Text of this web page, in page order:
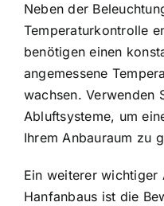
Neben der
Temperaturkontrolle
benötigen einen
angemessene
wachsen. Verwenden
Abluftsysteme, um
Ihrem Anbauraum zu
Ein weiterer wichtiger
Hanfanbaus ist die